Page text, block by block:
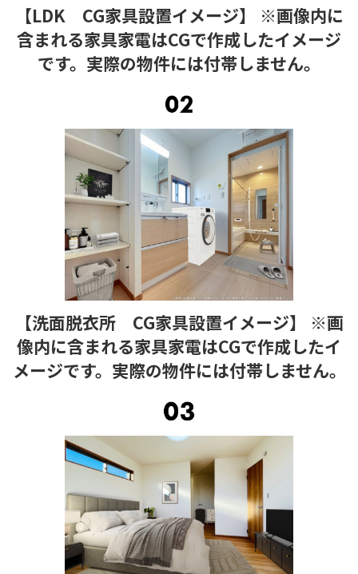
【LDK CG家具設置イメージ】 ※画像内に
含まれる家具家電はCGで作成したイメージ
です。実際の物件には付帯しません。
【洗面脱衣所 CG家具設置イメージ】 ※画
像内に含まれる家具家電はCGで作成したイ
メージです。実際の物件には付帯しません。